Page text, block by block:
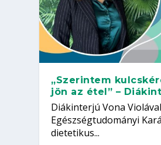
„Szerintem
jön az étel” –
Diákinterjú Vona
Egészségtudományi
dietetikus...